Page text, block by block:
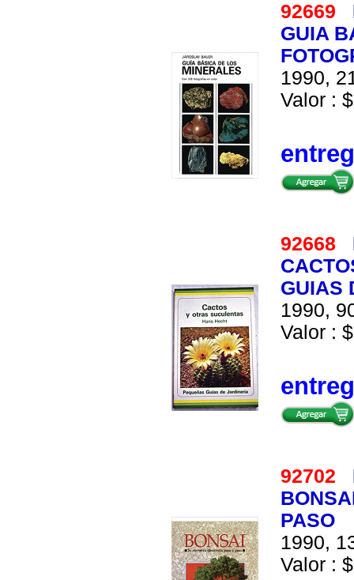
92669
GUIA
1990,
Valor :
92668
GUIAS
1990,
Valor :
92702
PASO
1990,
Valor :